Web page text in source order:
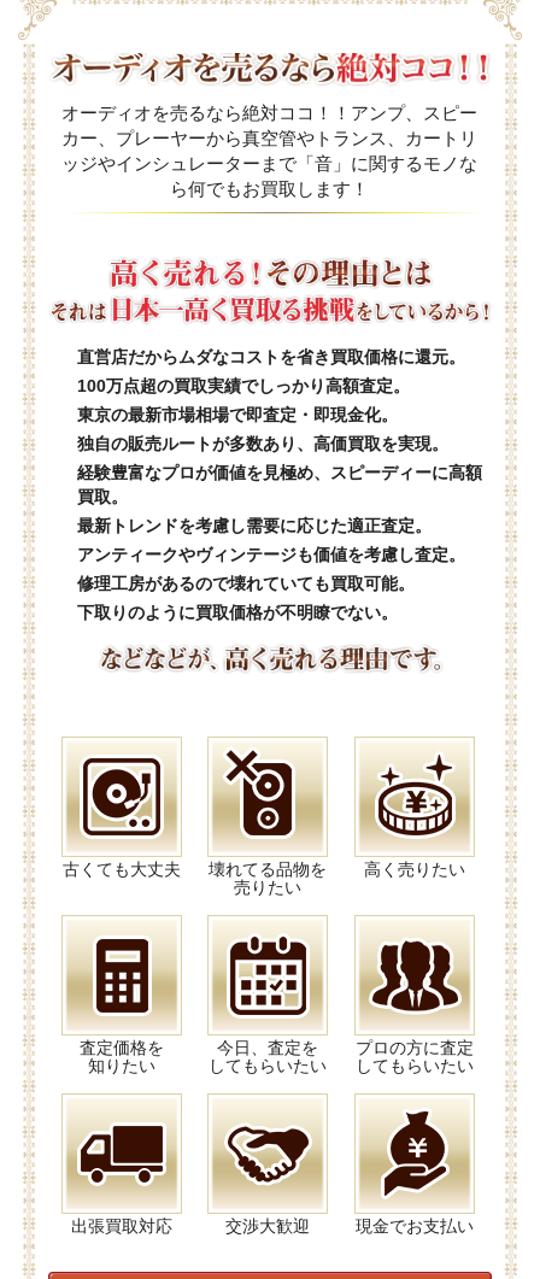
オーディオを売るなら絶対ココ！！アンプ、スピー
カー、プレーヤーから真空管やトランス、カートリ
ッジやインシュレーターまで「音」に関するモノな
ら何でもお買取します！
直営店だからムダなコストを省き買取価格に還元。
100万点超の買取実績でしっかり高額査定。
東京の最新市場相場で即査定・即現金化。
独自の販売ルートが多数あり、高価買取を実現。
経験豊富なプロが価値を見極め、スピーディーに高額
買取。
最新トレンドを考慮し需要に応じた適正査定。
アンティークやヴィンテージも価値を考慮し査定。
修理工房があるので壊れていても買取可能。
下取りのように買取価格が不明瞭でない。
古くても大丈夫
壊れてる品物を
売りたい
高く売りたい
査定価格を
知りたい
今日、査定を
してもらいたい
プロの方に査定
してもらいたい
出張買取対応 交渉大歓迎 現金でお支払い